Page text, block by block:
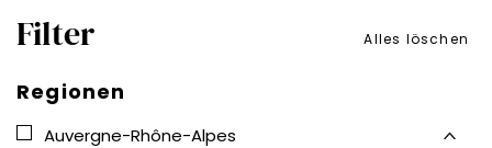
Filter Alles löschen
Regionen
Auvergne-Rhône-Alpes